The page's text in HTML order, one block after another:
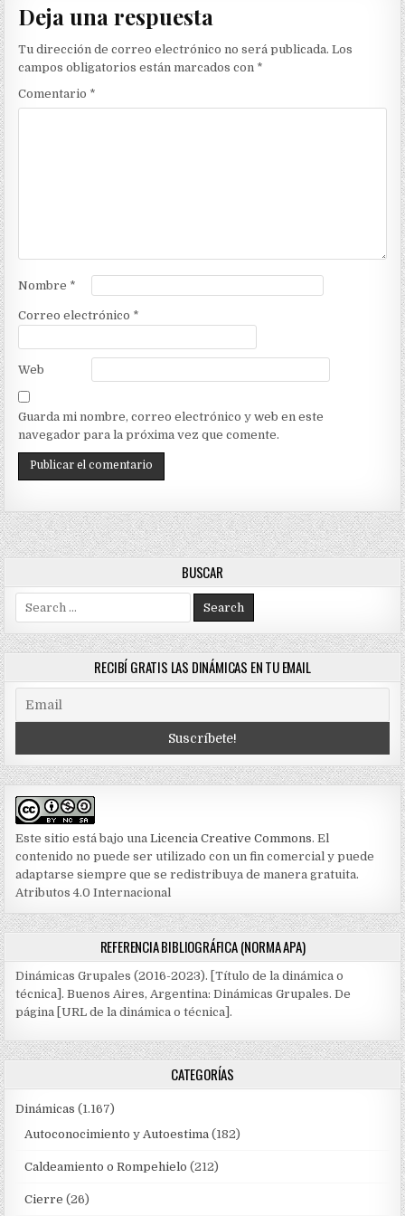
Deja una respuesta
Tu dirección de correo electrónico no será publicada. Los
campos obligatorios están marcados con *
Comentario *
Nombre *
Correo electrónico *
Web
Guarda mi nombre, correo electrónico y web en este
navegador para la próxima vez que comente.
BUSCAR
Search
for:
RECIBÍ GRATIS LAS DINÁMICAS EN TU EMAIL
Este sitio está bajo unaLicencia Creative Commons. El
contenido no puede ser utilizado con un fin comercial y puede
adaptarse siempre que se redistribuya de manera gratuita.
Atributos 4.0 Internacional
REFERENCIA BIBLIOGRÁFICA (NORMA APA)
Dinámicas Grupales (2016-2023). [Título de la dinámica o
técnica]. Buenos Aires, Argentina: Dinámicas Grupales. De
página [URL de la dinámica o técnica].
CATEGORÍAS
Dinámicas (1.167)
Autoconocimiento y Autoestima (182)
Caldeamiento o Rompehielo (212)
Cierre (26)